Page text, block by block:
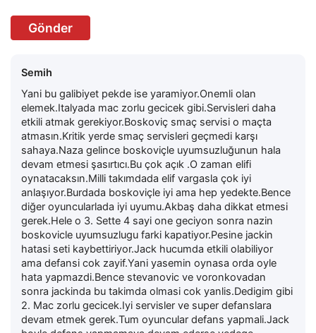
Gönder
Semih
Yani bu galibiyet pekde ise yaramiyor.Onemli olan
elemek.Italyada mac zorlu gecicek gibi.Servisleri daha
etkili atmak gerekiyor.Boskoviç smaç servisi o maçta
atmasın.Kritik yerde smaç servisleri geçmedi karşı
sahaya.Naza gelince boskoviçle uyumsuzluğunun hala
devam etmesi şasırtıcı.Bu çok açık .O zaman elifi
oynatacaksın.Milli takımdada elif vargasla çok iyi
anlaşıyor.Burdada boskoviçle iyi ama hep yedekte.Bence
diğer oyuncularlada iyi uyumu.Akbaş daha dikkat etmesi
gerek.Hele o 3. Sette 4 sayi one geciyon sonra nazin
boskovicle uyumsuzlugu farki kapatiyor.Pesine jackin
hatasi seti kaybettiriyor.Jack hucumda etkili olabiliyor
ama defansi cok zayif.Yani yasemin oynasa orda oyle
hata yapmazdi.Bence stevanovic ve voronkovadan
sonra jackinda bu takimda olmasi cok yanlis.Dedigim gibi
2. Mac zorlu gecicek.Iyi servisler ve super defanslara
devam etmek gerek.Tum oyuncular defans yapmali.Jack